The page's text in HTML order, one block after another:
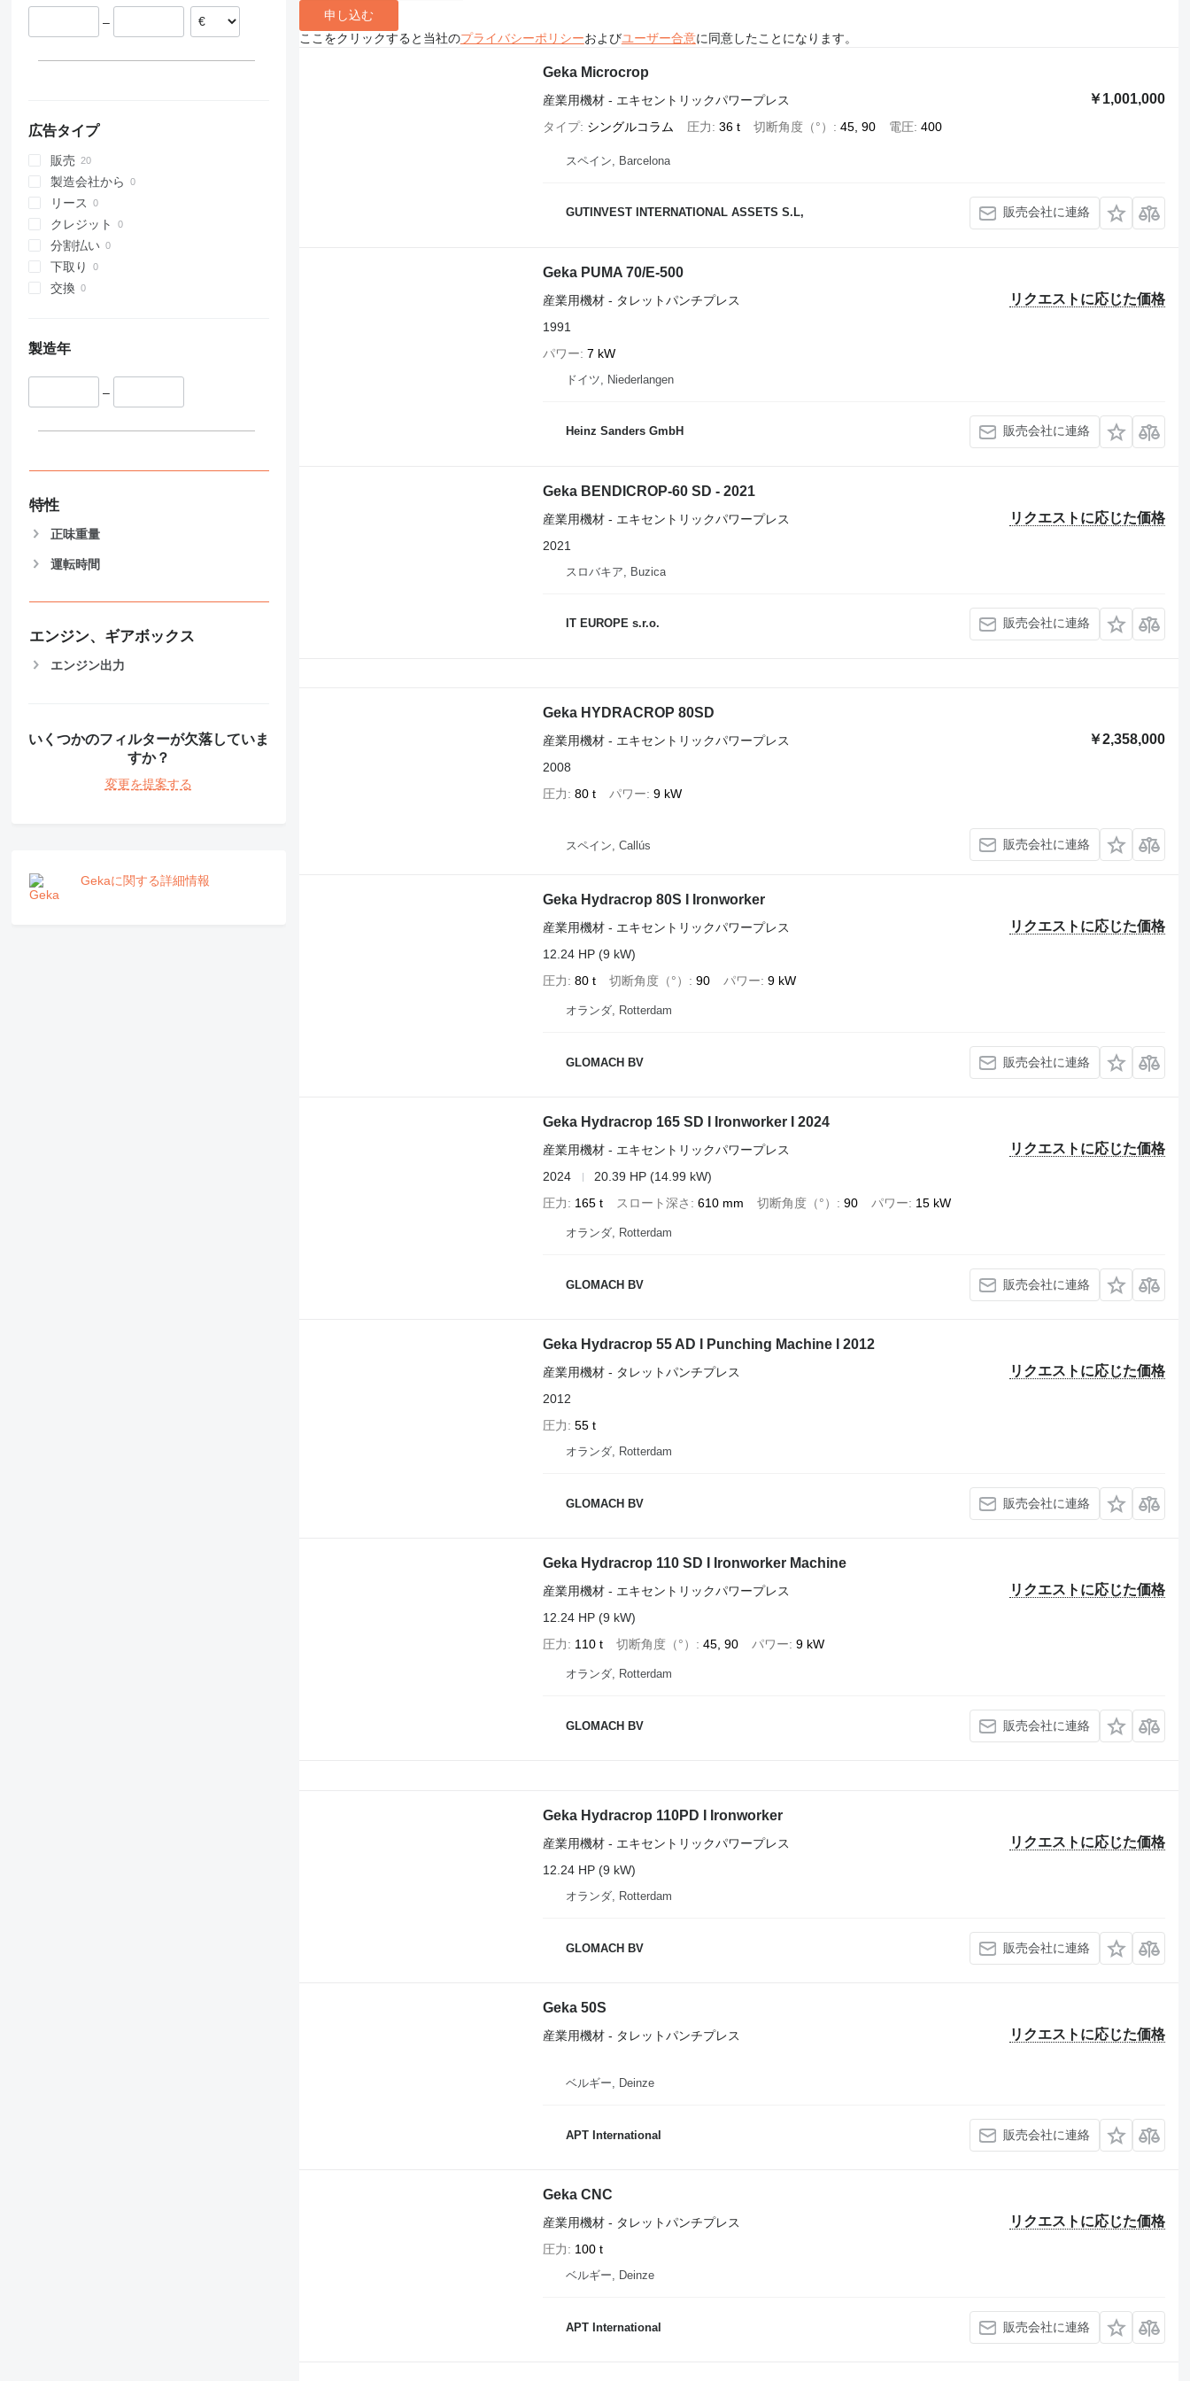
スロバキア
–
広告タイプ
販売
製造会社から
リース
クレジット
分割払い
下取り
交換
製造年
–
特性
正味重量
運転時間
エンジン、ギアボックス
エンジン出力
いくつかのフィルターが欠落していま
すか？
変更を提案する
Gekaに関する詳細情報
申し込む
ここをクリックすると当社のプライバシーポリシーおよびユーザー合意に同意したことになります。
Geka Microcrop
￥1,001,000
産業用機材 - エキセントリックパワープレス
タイプ シングルコラム 圧力 36 t 切断角度（°） 45, 90 電圧 400
スペイン, Barcelona
GUTINVEST INTERNATIONAL ASSETS S.L, 販売会社に連絡
Geka PUMA 70/E-500
リクエストに応じた価格
産業用機材 - タレットパンチプレス
1991
パワー 7 kW
ドイツ, Niederlangen
Heinz Sanders GmbH 販売会社に連絡
Geka BENDICROP-60 SD - 2021
リクエストに応じた価格
産業用機材 - エキセントリックパワープレス
2021
スロバキア, Buzica
IT EUROPE s.r.o. 販売会社に連絡
Geka HYDRACROP 80SD
￥2,358,000
産業用機材 - エキセントリックパワープレス
2008
圧力
80 t パワー 9 kW
スペイン, Callús 販売会社に連絡
Geka Hydracrop 80S I Ironworker
リクエストに応じた価格
産業用機材 - エキセントリックパワープレス
12.24 HP (9 kW)
圧力
80 t 切断角度（°） 90 パワー 9 kW
オランダ, Rotterdam
GLOMACH BV 販売会社に連絡
Geka Hydracrop 165 SD I Ironworker I 2024
リクエストに応じた価格
産業用機材 - エキセントリックパワープレス
2024
20.39 HP (14.99 kW)
圧力
165 t スロート深さ 610 mm 切断角度（°） 90 パワー 15 kW
オランダ, Rotterdam
GLOMACH BV 販売会社に連絡
Geka Hydracrop 55 AD I Punching Machine I 2012
リクエストに応じた価格
産業用機材 - タレットパンチプレス
2012
圧力
55 t
オランダ, Rotterdam
GLOMACH BV 販売会社に連絡
Geka Hydracrop 110 SD I Ironworker Machine
リクエストに応じた価格
産業用機材 - エキセントリックパワープレス
12.24 HP (9 kW)
圧力
110 t 切断角度（°） 45, 90 パワー 9 kW
オランダ, Rotterdam
GLOMACH BV 販売会社に連絡
Geka Hydracrop 110PD I Ironworker
リクエストに応じた価格
産業用機材 - エキセントリックパワープレス
12.24 HP (9 kW)
オランダ, Rotterdam
GLOMACH BV 販売会社に連絡
Geka 50S
リクエストに応じた価格
産業用機材 - タレットパンチプレス
ベルギー, Deinze
APT International 販売会社に連絡
Geka CNC
リクエストに応じた価格
産業用機材 - タレットパンチプレス
圧力
100 t
ベルギー, Deinze
APT International 販売会社に連絡